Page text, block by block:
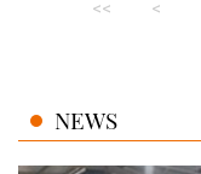
<< <
NEWS